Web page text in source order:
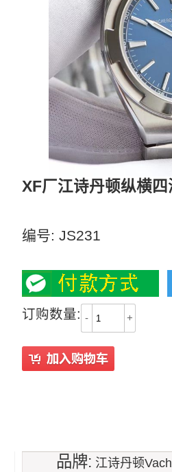
XF厂江诗丹顿纵横
编号: JS231
订购数量: - +
品牌: 江诗丹顿